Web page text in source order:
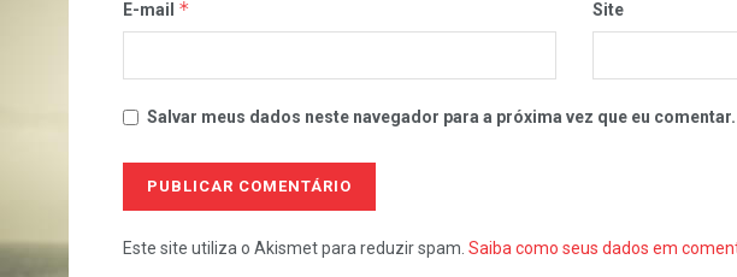
E-mail * Site
Salvar meus dados neste navegador para a próxima vez que eu comentar.
Este site utiliza o Akismet para reduzir spam. Saiba como seus dados em